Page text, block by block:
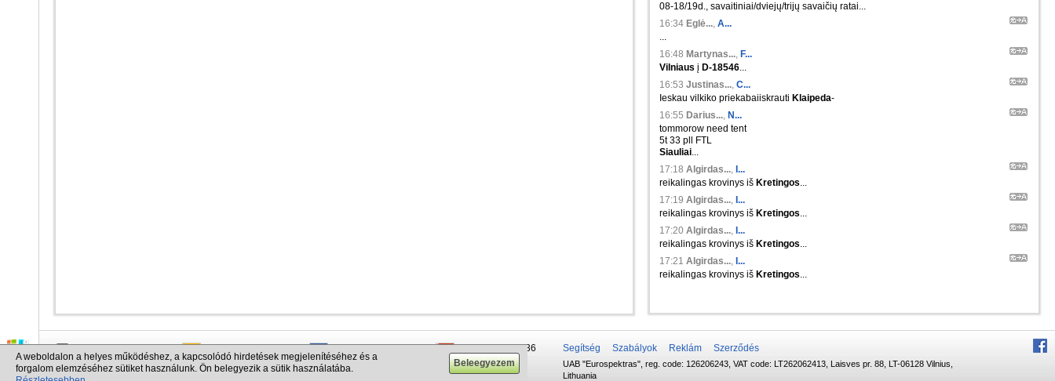
08-18/19d., savaitiniai/dviejų/trijų savaičių ratai...
16:34 Eglė..., A...
...
16:48 Martynas..., F...
Vilniaus į D-18546...
16:53 Justinas..., C...
Ieskau vilkiko priekabaiiskrauti Klaipeda-
16:55 Darius..., N...
tommorow need tent
5t 33 pll FTL
Siauliai...
17:18 Algirdas..., I...
reikalingas krovinys iš Kretingos...
17:19 Algirdas..., I...
reikalingas krovinys iš Kretingos...
17:20 Algirdas..., I...
reikalingas krovinys iš Kretingos...
17:21 Algirdas..., I...
reikalingas krovinys iš Kretingos...
info@cargo.lt
+370 655 17777
+371 258 92085
+380 50 337-20-47
+48 732-083-262
+375 29 679-1236
+372 610-42-29
Segítség Szabályok Reklám Szerződés
UAB "Eurospektras", reg. code: 126206243, VAT code: LT262062413, Laisves pr. 88, LT-06128 Vilnius,
Lithuania
A weboldalon a helyes működéshez, a kapcsolódó hirdetések megjelenítéséhez és a
forgalom elemzéséhez sütiket használunk. Ön belegyezik a sütik használatába.